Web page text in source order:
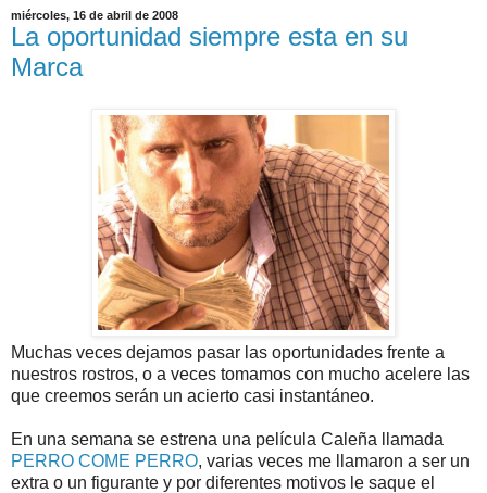
miércoles, 16 de abril de 2008
La oportunidad siempre esta en su
Marca
Muchas veces dejamos pasar las oportunidades frente a
nuestros rostros, o a veces tomamos con mucho acelere las
que creemos serán un acierto casi instantáneo.
En una semana se estrena una película Caleña llamada
PERRO COME PERRO, varias veces me llamaron a ser un
extra o un figurante y por diferentes motivos le saque el